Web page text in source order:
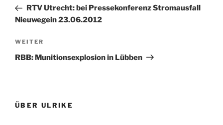
Beitrag
RTV Utrecht: bei Pressekonferenz Stromausfall
Nieuwegein 23.06.2012
Nächster
Beitrag
WEITER
RBB: Munitionsexplosion in Lübben
ÜBER ULRIKE